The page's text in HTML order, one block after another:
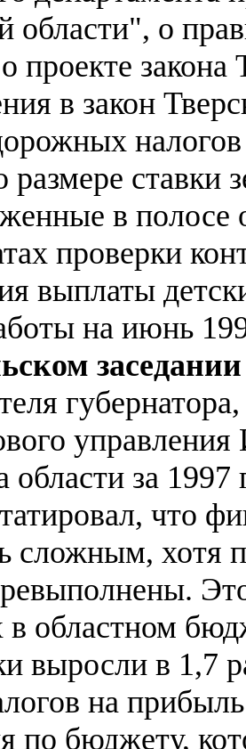
области", о
проекте закона
в закон
размере ставки
в полосе
проверки
выплаты
на июнь
заседании
за 1997
что
сложным, хотя
в областном
выросли в 1,7
на
по бюджету,